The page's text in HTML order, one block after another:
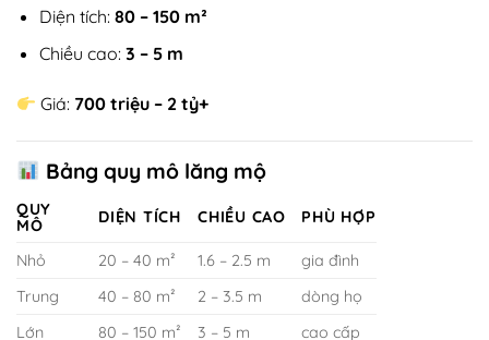
Diện tích: 80 – 150 m²
Chiều cao: 3 – 5 m
Giá: 700 triệu – 2 tỷ+
Bảng quy mô lăng mộ
QUY
MÔ
DIỆN TÍCH CHIỀU CAO PHÙ HỢP
Nhỏ 20 – 40 m² 1.6 – 2.5 m
gia đình
Trung
40 – 80 m² 2 – 3.5 m
dòng họ
Lớn
80 – 150 m² 3 – 5 m cao cấp